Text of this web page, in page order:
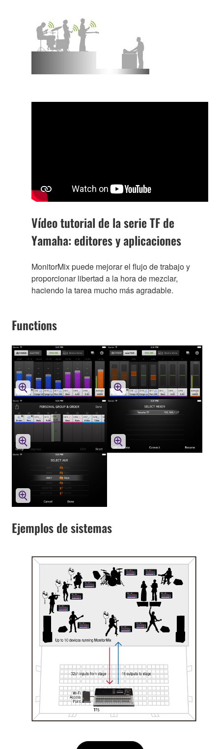
Vídeo tutorial de la serie TF de
Yamaha: editores y aplicaciones
MonitorMix puede mejorar el flujo de trabajo y
proporcionar libertad a la hora de mezclar,
haciendo la tarea mucho más agradable.
Functions
Ejemplos de sistemas